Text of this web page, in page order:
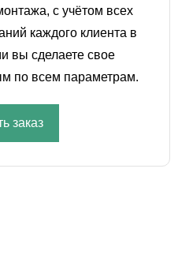
с учётом всех
каждого клиента в
вы сделаете свое
по всем параметрам.
заказ